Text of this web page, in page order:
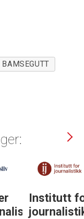
BAMSEGUTT
DN søker
journalist